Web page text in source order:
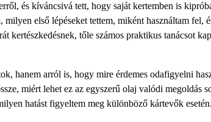
és kíváncsivá tett, hogy saját kertemben is
első lépéseket tettem, miként használtam fel,
kertészkedésnek, tőle számos praktikus tanácsot
hanem arról is, hogy mire érdemes odafigyelni
miért lehet ez az egyszerű olaj valódi megoldás
hatást figyeltem meg különböző kártevők esetén.